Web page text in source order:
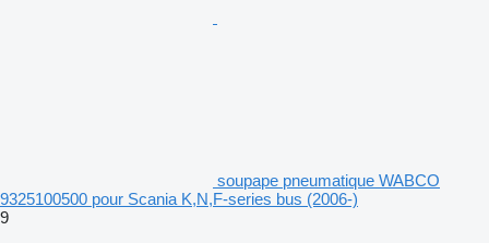
soupape pneumatique WABCO
9325100500 pour Scania K,N,F-series bus (2006-)
9